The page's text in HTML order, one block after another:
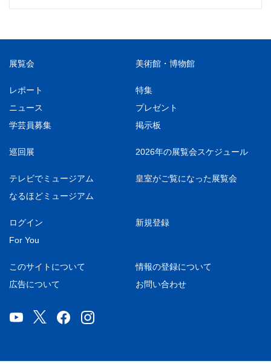
展覧会 美術館・博物館
レポート
特集
ニュース
プレゼント
学芸員募集
掲示板
巡回展 2026年の展覧会スケジュール
テレビでミュージアム
皇室がご覧になった展覧会
なるほどミュージアム
ログイン
新規登録
For You
このサイトについて
情報の登録について
広告について
お問い合わせ